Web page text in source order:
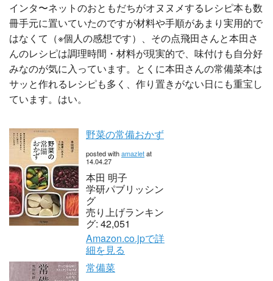
インタ〜ネットのおともだちがオヌヌメするレシピ本も数
冊手元に置いていたのですが材料や手順があまり実用的で
はなくて（※個人の感想です）、その点飛田さんと本田さ
んのレシピは調理時間・材料が現実的で、味付けも自分好
みなのが気に入っています。とくに本田さんの常備菜本は
サッと作れるレシピも多く、作り置きがない日にも重宝し
ています。はい。
野菜の常備おかず
posted withamazletat
14.04.27
本田 明子
学研パブリッシン
グ
売り上げランキン
グ: 42,051
Amazon.co.jpで詳
細を見る
常備菜